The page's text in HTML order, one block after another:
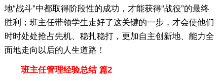
地“战斗”中都取得阶段性的成功，才能获得“战役”的最终
胜利；班主任带领学生走好了这关键的一步，才会使他们
时时处处抢占先机、稳扎稳打，更加自主创新地、能力全
面地走向以后的人生道路！
班主任管理经验总结 篇2